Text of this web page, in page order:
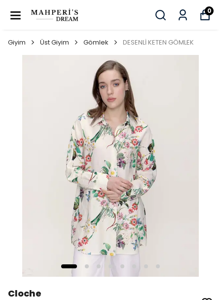
0
Giyim Üst Giyim Gömlek DESENLİ KETEN GÖMLEK
Cloche